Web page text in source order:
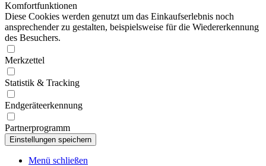
Komfortfunktionen
Diese Cookies werden genutzt um das Einkaufserlebnis noch
ansprechender zu gestalten, beispielsweise für die Wiedererkennung
des Besuchers.
Merkzettel
Statistik & Tracking
Endgeräteerkennung
Partnerprogramm
Menü schließen